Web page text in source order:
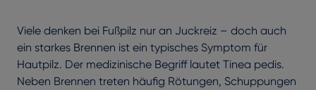
Viele denken bei Fußpilz nur an Juckreiz – doch auch
ein starkes Brennen ist ein typisches Symptom für
Hautpilz. Der medizinische Begriff lautet Tinea pedis.
Neben Brennen treten häufig Rötungen, Schuppungen